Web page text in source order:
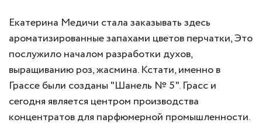
Екатерина Медичи стала заказывать здесь
ароматизированные запахами цветов перчатки, Это
послужило началом разработки духов,
выращиванию роз, жасмина. Кстати, именно в
Грассе были созданы "Шанель № 5". Грасс и
сегодня является центром производства
концентратов для парфюмерной промышленности.